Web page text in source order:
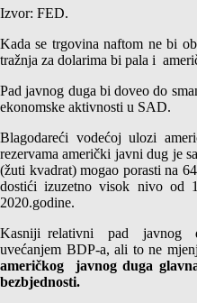
Izvor: FED.
Kada se trgovina naftom ne bi
tražnja za dolarima bi pala i
Pad javnog duga bi doveo do
ekonomske aktivnosti u SAD.
Blagodareći vodećoj ulozi
rezervama američki javni dug je
(žuti kvadrat) mogao porasti na
dostići izuzetno visok nivo od
2020.godine.
Kasniji relativni pad javnog
uvećanjem BDP-a, ali to ne
američkog javnog duga
bezbjednosti.